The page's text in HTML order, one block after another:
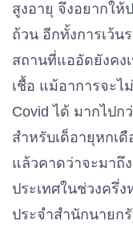
สูงอายุ จึงอยากให้
ถ้วน อีกทั้งการเว้น
สถานที่แออัดยังคง
เชื้อ แม้อาการจะไ
Covid ได้ มากไปก
สำหรับเด็อายุหกเ
แล้วคาดว่าจะมาถึ
ประเทศในช่วงครึ่
ประจำสำนักนายก